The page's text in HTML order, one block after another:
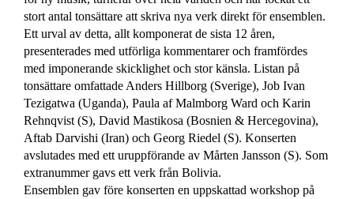
stort antal tonsättare att skriva nya verk direkt för ensemblen.
Ett urval av detta, allt komponerat de sista 12 åren,
presenterades med utförliga kommentarer och framfördes
med imponerande skicklighet och stor känsla. Listan på
tonsättare omfattade Anders Hillborg (Sverige), Job Ivan
Tezigatwa (Uganda), Paula af Malmborg Ward och Karin
Rehnqvist (S), David Mastikosa (Bosnien & Hercegovina),
Aftab Darvishi (Iran) och Georg Riedel (S). Konserten
avslutades med ett uruppförande av Mårten Jansson (S). Som
extranummer gavs ett verk från Bolivia.
Ensemblen gav före konserten en uppskattad workshop på